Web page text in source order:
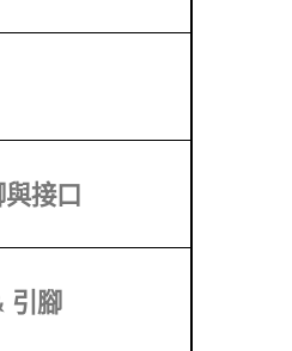
接口
引腳